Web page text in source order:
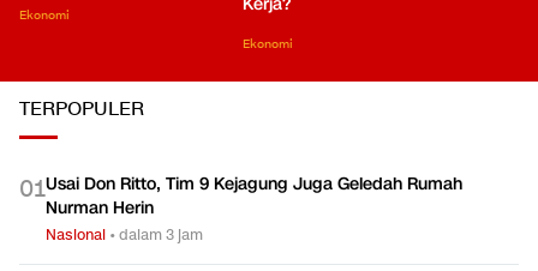
Ekonomi
Ekonomi
TERPOPULER
01Usai Don Ritto, Tim 9 Kejagung Juga Geledah Rumah
Nurman Herin
Nasional •dalam 3 jam